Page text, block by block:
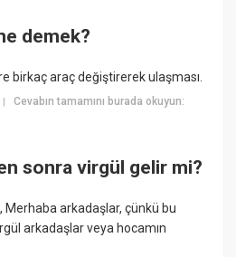
demek?
birkaç araç değiştirerek ulaşması.
|Cevabın tamamını burada okuyun:
sonra virgül gelir mi?
Merhaba arkadaşlar, çünkü bu
arkadaşlar veya hocamın